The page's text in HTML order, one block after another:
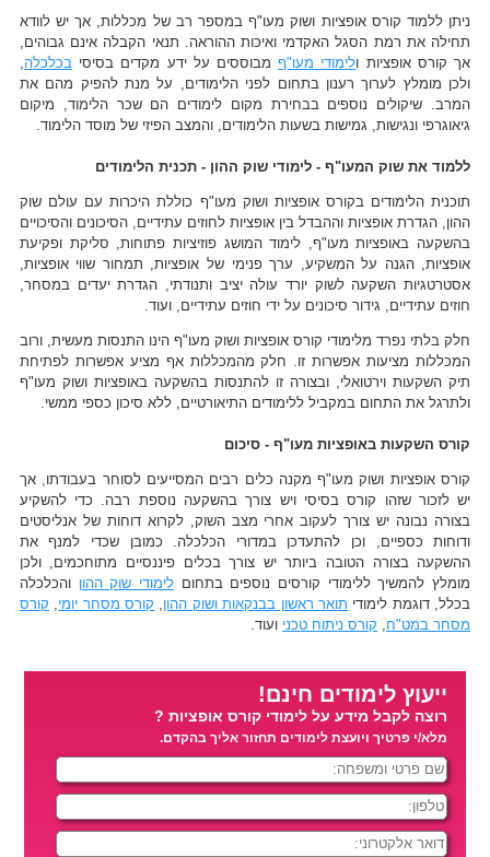
ניתן ללמוד קורס אופציות ושוק מעו"ף במספר רב של מכללות, אך יש לוודא
תחילה את רמת הסגל האקדמי ואיכות ההוראה. תנאי הקבלה אינם גבוהים,
אך קורס אופציות ולימודי מעו"ףמבוססים על ידע מקדים בסיסי בכלכלה
ולכן מומלץ לערוך רענון בתחום לפני הלימודים, על מנת להפיק מהם את
המרב. שיקולים נוספים בבחירת מקום לימודים הם שכר הלימוד, מיקום
גיאוגרפי ונגישות, גמישות בשעות הלימודים, והמצב הפיזי של מוסד הלימוד.
ללמוד את שוק המעו"ף - לימודי שוק ההון - תכנית הלימודים
תוכנית הלימודים בקורס אופציות ושוק מעו"ף כוללת היכרות עם עולם שוק
ההון, הגדרת אופציות וההבדל בין אופציות לחוזים עתידיים, הסיכונים והסיכויים
בהשקעה באופציות מעו"ף, לימוד המושג פוזיציות פתוחות, סליקת ופקיעת
אופציות, הגנה על המשקיע, ערך פנימי של אופציות, תמחור שווי אופציות,
אסטרטגיות השקעה לשוק יורד עולה יציב ותנודתי, הגדרת יעדים במסחר,
חוזים עתידיים, גידור סיכונים על ידי חוזים עתידיים, ועוד.
חלק בלתי נפרד מלימודי קורס אופציות ושוק מעו"ף הינו התנסות מעשית, ורוב
המכללות מציעות אפשרות זו. חלק מהמכללות אף מציע אפשרות לפתיחת
תיק השקעות וירטואלי, ובצורה זו להתנסות בהשקעה באופציות ושוק מעו"ף
ולתרגל את התחום במקביל ללימודים התיאורטיים, ללא סיכון כספי ממשי.
קורס השקעות באופציות מעו"ף - סיכום
קורס אופציות ושוק מעו"ף מקנה כלים רבים המסייעים לסוחר בעבודתו, אך
יש לזכור שזהו קורס בסיסי ויש צורך בהשקעה נוספת רבה. כדי להשקיע
בצורה נבונה יש צורך לעקוב אחרי מצב השוק, לקרוא דוחות של אנליסטים
ודוחות כספיים, וכן להתעדכן במדורי הכלכלה. כמובן שכדי למנף את
ההשקעה בצורה הטובה ביותר יש צורך בכלים פיננסיים מתוחכמים, ולכן
מומלץ להמשיך ללימודי קורסים נוספים בתחוםלימודי שוק ההון והכלכלה
בכלל, דוגמת לימודי תואר ראשון בבנקאות ושוק ההון קורס מסחר יומי
קורס
מסחר במט"ח
קורס ניתוח טכני ועוד.
ייעוץ לימודים חינם!
רוצה לקבל מידע על לימודי קורס אופציות ?
מלא/י פרטיך ויועצת לימודים תחזור אליך בהקדם.